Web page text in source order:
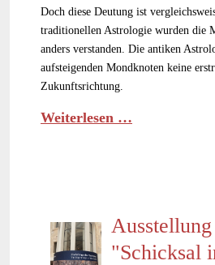
Doch diese Deutung ist
traditionellen Astrologie wurden die
anders verstanden. Die antiken
aufsteigenden Mondknoten keine
Zukunftsrichtung.
Weiterlesen …
"Schicksal